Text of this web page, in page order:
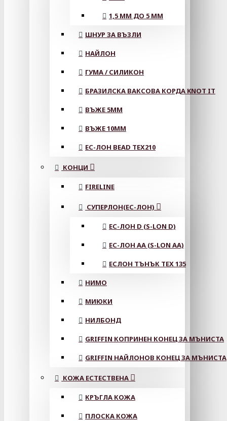
1,5 ММ ДО 5 ММ
ШНУР ЗА ВЪЗЛИ
НАЙЛОН
ГУМА / СИЛИКОН
БРАЗИЛСКА ВАКСОВА КОРДА KNOT IT
ВЪЖЕ 5MM
ВЪЖЕ 10MM
ЕС-ЛОН BEAD TEX210
КОНЦИ
FIRELINE
СУПЕРЛОН(ЕС-ЛОН)
ЕС-ЛОН D (S-LON D)
ЕС-ЛОН АА (S-LON AA)
ЕСЛОН ТЪНЪК TEX 135
НИМО
МИЮКИ
НИЛБОНД
GRIFFIN КОПРИНЕН КОНЕЦ ЗА МЪНИСТА
GRIFFIN НАЙЛОНОВ КОНЕЦ ЗА МЪНИСТА
КОЖА ЕСТЕСТВЕНА
КРЪГЛА КОЖА
ПЛОСКА КОЖА